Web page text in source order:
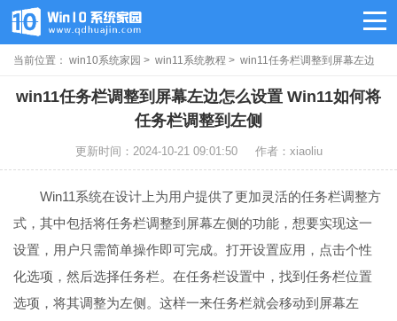
当前位置： win10系统家园 > win11系统教程 > win11任务栏调整到屏幕左边
怎么设置
win11任务栏调整到屏幕左边怎么设置 Win11如何将
任务栏调整到左侧
更新时间：2024-10-21 09:01:50 作者：xiaoliu
Win11系统在设计上为用户提供了更加灵活的任务栏调整方
式，其中包括将任务栏调整到屏幕左侧的功能，想要实现这一
设置，用户只需简单操作即可完成。打开设置应用，点击个性
化选项，然后选择任务栏。在任务栏设置中，找到任务栏位置
选项，将其调整为左侧。这样一来任务栏就会移动到屏幕左